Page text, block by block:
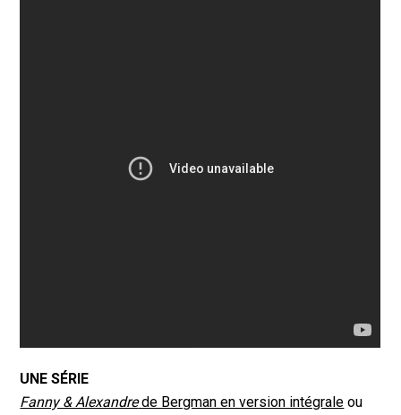
UNE SÉRIE
Fanny & Alexandrede Bergman en version intégrale ou